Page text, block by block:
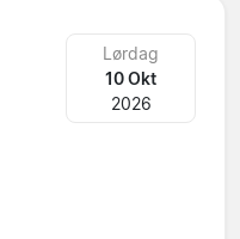
Lørdag
10 Okt
2026